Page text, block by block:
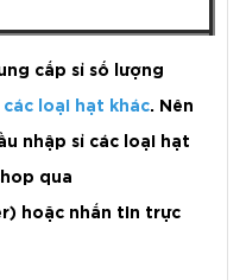
cấp sỉ số lượng
các loại hạt khác. Nên
nhập sỉ các loại hạt
qua
hoặc nhắn tin trực